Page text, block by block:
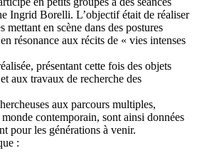
Ingrid Borelli. L’objectif était de réaliser
en scène dans des postures
résonance aux récits de « vies intenses
présentant cette fois des objets
aux travaux de recherche des
aux parcours multiples,
contemporain, sont ainsi données
pour les générations à venir.
: